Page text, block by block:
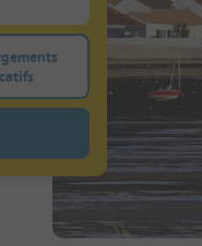
pour rechercher
le bouton de filtre